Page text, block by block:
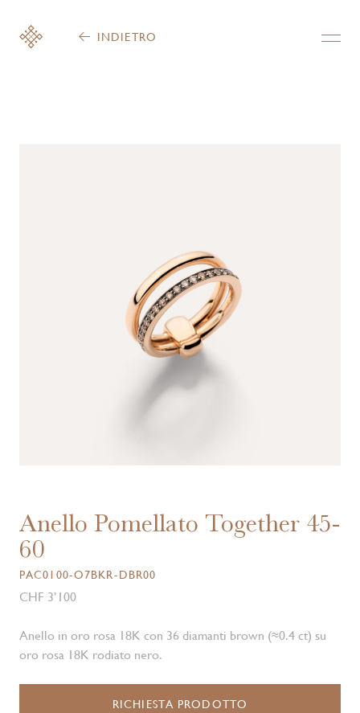
INDIETRO
Anello Pomellato Together 45-
60
PAC0100-O7BKR-DBR00
CHF 3’100
Anello in oro rosa 18K con 36 diamanti brown (≈0.4 ct) su
oro rosa 18K rodiato nero.
RICHIESTA PRODOTTO